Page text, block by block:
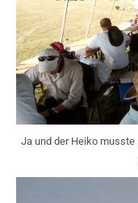
Ja und der Heiko